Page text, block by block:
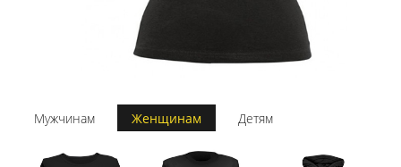
Мужчинам Женщинам Детям